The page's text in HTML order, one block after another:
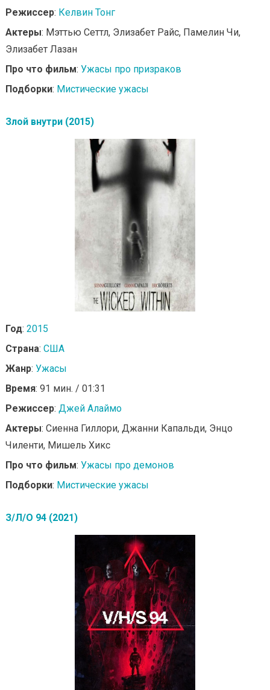
Режиссер: Келвин Тонг
Актеры: Мэттью Сеттл, Элизабет Райс, Памелин Чи,
Элизабет Лазан
Про что фильм: Ужасы про призраков
Подборки: Мистические ужасы
Злой внутри (2015)
Год: 2015
Страна: США
Жанр: Ужасы
Время: 91 мин. / 01:31
Режиссер: Джей Алаймо
Актеры: Сиенна Гиллори, Джанни Капальди, Энцо
Чиленти, Мишель Хикс
Про что фильм: Ужасы про демонов
Подборки: Мистические ужасы
З/Л/О 94 (2021)